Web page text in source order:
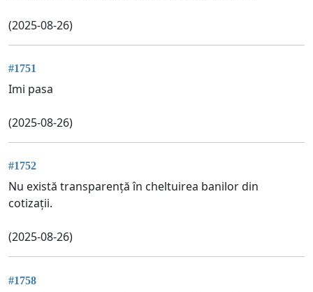
(2025-08-26)
#1751
Imi pasa
(2025-08-26)
#1752
Nu există transparență în cheltuirea banilor din
cotizații.
(2025-08-26)
#1758